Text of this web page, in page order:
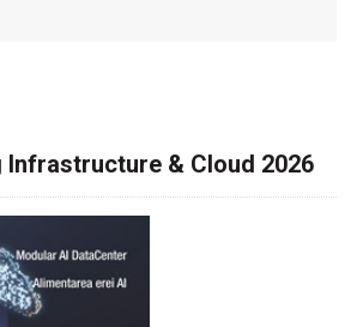
Infrastructure & Cloud 2026